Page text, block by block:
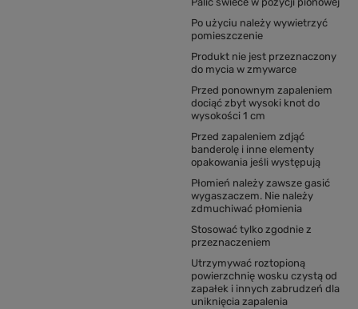
Po użyciu należy wywietrzyć
pomieszczenie
Produkt nie jest przeznaczony
do mycia w zmywarce
Przed ponownym zapaleniem
dociąć zbyt wysoki knot do
wysokości 1 cm
Przed zapaleniem zdjąć
banderolę i inne elementy
opakowania jeśli występują
Płomień należy zawsze gasić
wygaszaczem. Nie należy
zdmuchiwać płomienia
Stosować tylko zgodnie z
przeznaczeniem
Utrzymywać roztopioną
powierzchnię wosku czystą od
zapałek i innych zabrudzeń dla
uniknięcia zapalenia